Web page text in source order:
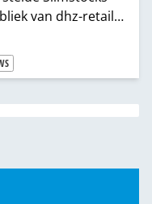
van dhz-retail